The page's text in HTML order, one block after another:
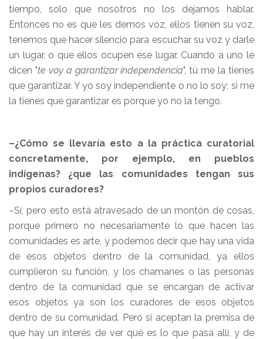
tiempo, solo que nosotros no los dejamos hablar.
Entonces no es que les demos voz, ellos tienen su voz,
tenemos que hacer silencio para escuchar su voz y darle
un lugar, o que ellos ocupen ese lugar. Cuando a uno le
dicen "te voy a garantizar independencia", tú me la tienes
que garantizar. Y yo soy independiente o no lo soy; si me
la tienes que garantizar es porque yo no la tengo.
–¿Cómo se llevaría esto a la práctica curatorial
concretamente, por ejemplo, en pueblos
indígenas? ¿que las comunidades tengan sus
propios curadores?
–Sí, pero esto está atravesado de un montón de cosas,
porque primero no necesariamente lo que hacen las
comunidades es arte, y podemos decir que hay una vida
de esos objetos dentro de la comunidad, ya ellos
cumplieron su función, y los chamanes o las personas
dentro de la comunidad que se encargan de activar
esos objetos ya son los curadores de esos objetos
dentro de su comunidad. Pero si aceptan la premisa de
que hay un interés de ver qué es lo que pasa allí, y de